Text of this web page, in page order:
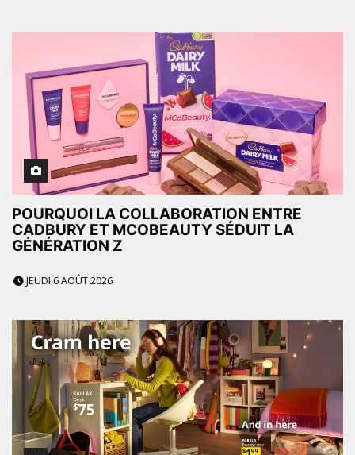
POURQUOI LA COLLABORATION ENTRE
CADBURY ET MCOBEAUTY SÉDUIT LA
GÉNÉRATION Z
JEUDI 6 AOÛT 2026